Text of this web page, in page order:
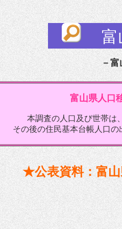
富
－富
富山県人口
本調査の人口及び世帯は、
その後の住民基本台帳人口の
★公表資料：富山